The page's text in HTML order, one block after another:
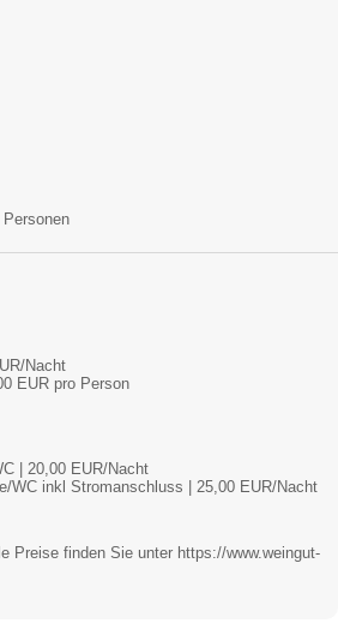
Personen
Nacht
EUR pro Person
| 20,00 EUR/Nacht
WC inkl Stromanschluss | 25,00 EUR/Nacht
Preise finden Sie unter https://www.weingut-